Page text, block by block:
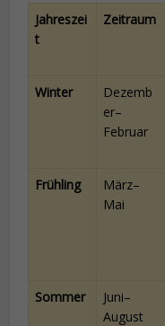
Jahreszei
t
Zeitraum
Winter
Dezemb
er–
Februar
Frühling
März–
Mai
Sommer
Juni–
August